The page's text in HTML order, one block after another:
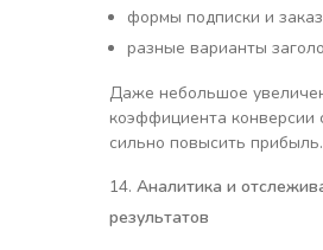
формы подписки и
разные варианты
Даже небольшое
коэффициента конверсии
сильно повысить прибыль.
Аналитика и
результатов